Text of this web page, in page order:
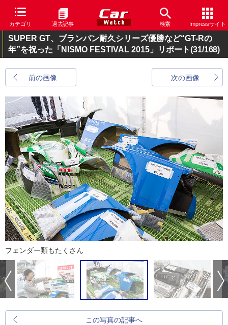
カテゴリ 過去記事 検索 Impressサイト
SUPER GT、ブランパン耐久シリーズ優勝など“GT-Rの
年”を祝った「NISMO FESTIVAL 2015」リポート(31/168)
前の画像 次の画像
フェンダー類もたくさん
この写真の記事へ